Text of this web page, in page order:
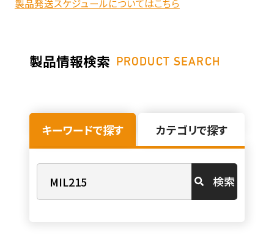
製品発送スケジュールについてはこちら
製品情報検索 PRODUCT SEARCH
キーワードで探す カテゴリで探す
検索